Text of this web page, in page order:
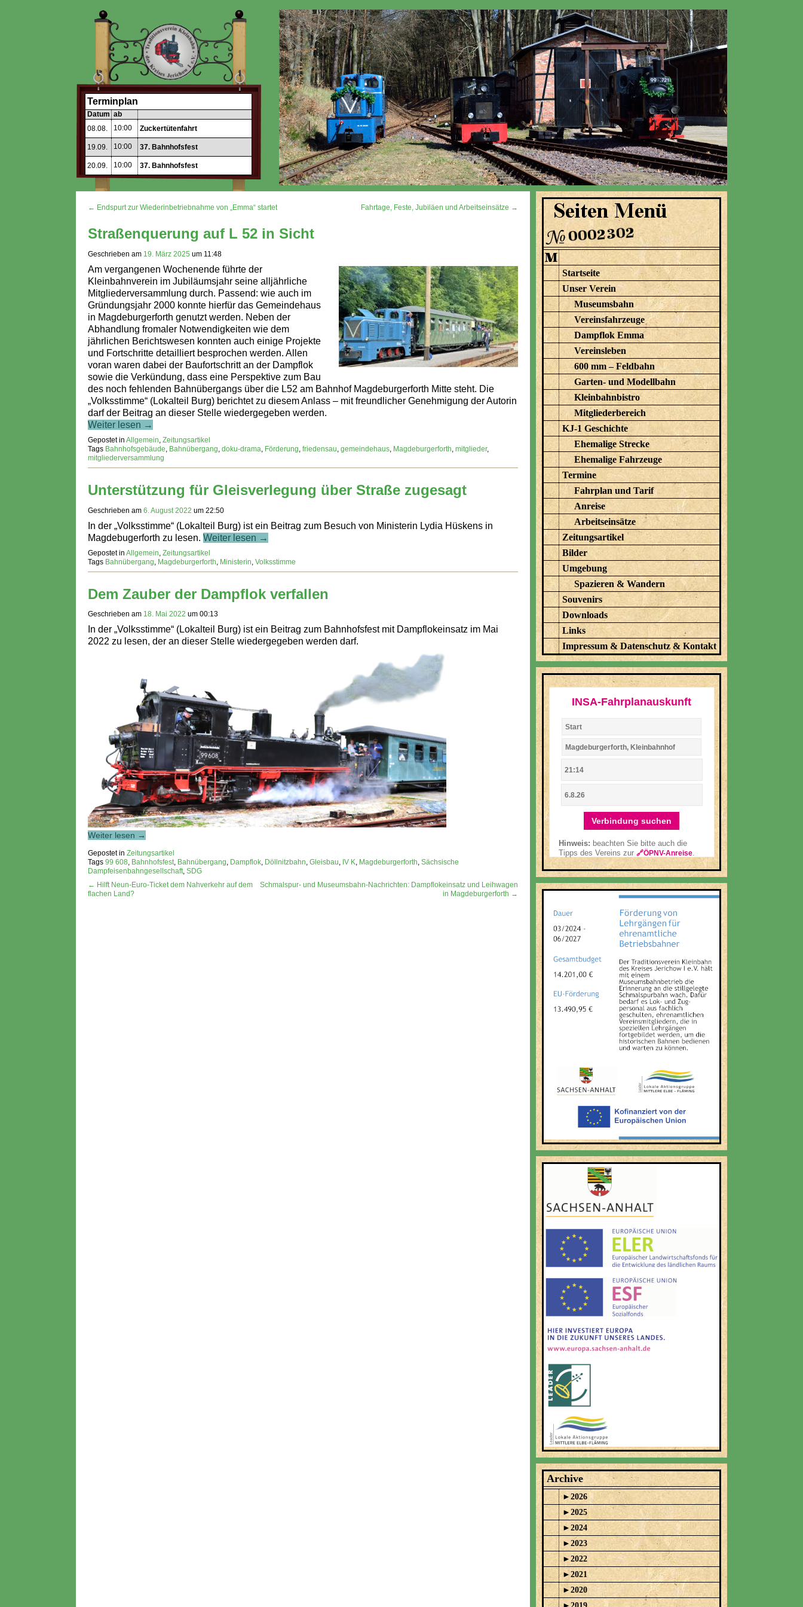
Terminplan
Datum ab
08.08.
10:00 Zuckertütenfahrt
19.09. 10:00 37. Bahnhofsfest
20.09. 10:00 37. Bahnhofsfest
← Endspurt zur Wiederinbetriebnahme von „Emma“ startet Fahrtage, Feste, Jubiläen und Arbeitseinsätze →
Straßenquerung auf L 52 in Sicht
Geschrieben am 19. März 2025 um 11:48
Am vergangenen Wochenende führte der
Kleinbahnverein im Jubiläumsjahr seine alljährliche
Mitgliederversammlung durch. Passend: wie auch im
Gründungsjahr 2000 konnte hierfür das Gemeindehaus
in Magdeburgerforth genutzt werden. Neben der
Abhandlung fromaler Notwendigkeiten wie dem
jährlichen Berichtswesen konnten auch einige Projekte
und Fortschritte detailliert besprochen werden. Allen
voran waren dabei der Baufortschritt an der Dampflok
sowie die Verkündung, dass eine Perspektive zum Bau
des noch fehlenden Bahnübergangs über die L52 am Bahnhof Magdeburgerforth Mitte steht. Die
„Volksstimme“ (Lokalteil Burg) berichtet zu diesem Anlass – mit freundlicher Genehmigung der Autorin
darf der Beitrag an dieser Stelle wiedergegeben werden.
Weiter lesen →
Gepostet in Allgemein, Zeitungsartikel
Tags Bahnhofsgebäude, Bahnübergang, doku-drama, Förderung, friedensau, gemeindehaus, Magdeburgerforth, mitglieder,
mitgliederversammlung
Unterstützung für Gleisverlegung über Straße zugesagt
Geschrieben am 6. August 2022 um 22:50
In der „Volksstimme“ (Lokalteil Burg) ist ein Beitrag zum Besuch von Ministerin Lydia Hüskens in
Magdebugerforth zu lesen. Weiter lesen →
Gepostet in Allgemein Zeitungsartikel
Tags Bahnübergang Magdeburgerforth Ministerin Volksstimme
Dem Zauber der Dampflok verfallen
Geschrieben am 18. Mai 2022 um 00:13
In der „Volksstimme“ (Lokalteil Burg) ist ein Beitrag zum Bahnhofsfest mit Dampflokeinsatz im Mai
2022 zu lesen, der an dieser Stelle wiedergegeben werden darf.
Weiter lesen →
Gepostet in Zeitungsartikel
Tags 99 608, Bahnhofsfest, Bahnübergang, Dampflok, Döllnitzbahn, Gleisbau, IV K, Magdeburgerforth, Sächsische
Dampfeisenbahngesellschaft, SDG
← Hilft Neun-Euro-Ticket dem Nahverkehr auf dem
flachen Land?
Schmalspur- und Museumsbahn-Nachrichten: Dampflokeinsatz und Leihwagen
in Magdeburgerforth →
Startseite
Unser Verein
Museumsbahn
Vereinsfahrzeuge
Dampflok Emma
Vereinsleben
600 mm – Feldbahn
Garten- und Modellbahn
Kleinbahnbistro
Mitgliederbereich
KJ-1 Geschichte
Ehemalige Strecke
Ehemalige Fahrzeuge
Termine
Fahrplan und Tarif
Anreise
Arbeitseinsätze
Zeitungsartikel
Bilder
Umgebung
Spazieren & Wandern
Souvenirs
Downloads
Links
Impressum & Datenschutz & Kontakt
INSA-Fahrplanauskunft
Verbindung suchen
Hinweis: beachten Sie bitte auch die
Tipps des Vereins zur 🔗ÖPNV-Anreise.
Archive
► 2026
► 2025
► 2024
► 2023
► 2022
► 2021
► 2020